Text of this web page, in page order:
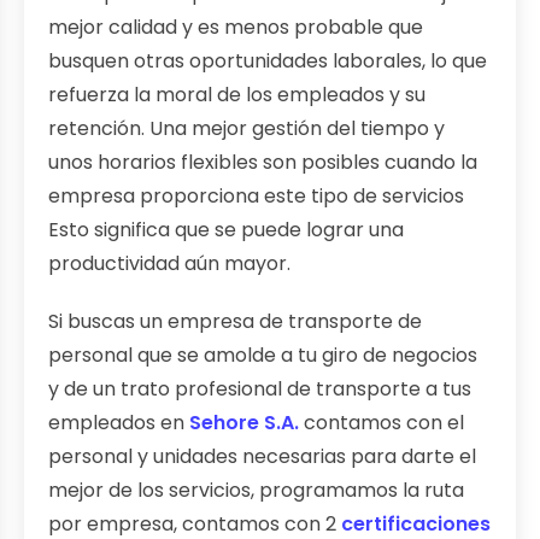
mejor calidad y es menos probable que
busquen otras oportunidades laborales, lo que
refuerza la moral de los empleados y su
retención. Una mejor gestión del tiempo y
unos horarios flexibles son posibles cuando la
empresa proporciona este tipo de servicios
Esto significa que se puede lograr una
productividad aún mayor.
Si buscas un empresa de transporte de
personal que se amolde a tu giro de negocios
y de un trato profesional de transporte a tus
empleados en Sehore S.A.contamos con el
personal y unidades necesarias para darte el
mejor de los servicios, programamos la ruta
por empresa, contamos con 2 certificaciones